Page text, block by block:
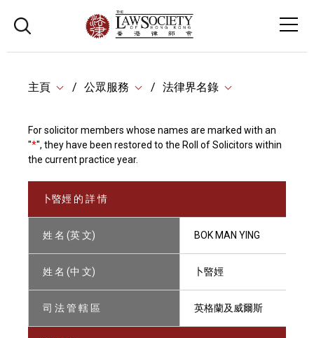
主頁 公眾服務 法律界名錄
For solicitor members whose names are marked with an
"*", they have been restored to the Roll of Solicitors within
the current practice year.
卜暋娙 的 詳 情
姓 名 (英 文) BOK MAN YING
姓 名 (中 文) 卜暋娙
司 法 管 轄 區 英格蘭及威爾斯